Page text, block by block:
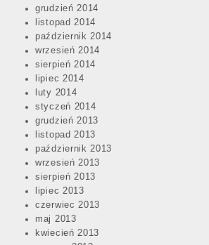
grudzień 2014
listopad 2014
październik 2014
wrzesień 2014
sierpień 2014
lipiec 2014
luty 2014
styczeń 2014
grudzień 2013
listopad 2013
październik 2013
wrzesień 2013
sierpień 2013
lipiec 2013
czerwiec 2013
maj 2013
kwiecień 2013